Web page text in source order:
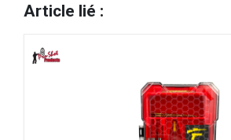
Article lié :